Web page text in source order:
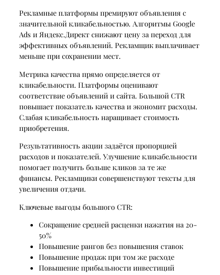
Рекламные платформы премируют объявления с
значительной кликабельностью. Алгоритмы Google
Ads и Яндекс.Директ снижают цену за переход для
эффективных объявлений. Рекламщик выплачивает
меньше при сохранении мест.
Метрика качества прямо определяется от
кликабельности. Платформы оценивают
соответствие объявлений и сайта. Большой CTR
повышает показатель качества и экономит расходы.
Слабая кликабельность наращивает стоимость
приобретения.
Результативность акции задаётся пропорцией
расходов и показателей. Улучшение кликабельности
помогает получить больше кликов за те же
финансы. Рекламщики совершенствуют тексты для
увеличения отдачи.
Ключевые выгоды большого CTR:
Сокращение средней расценки нажатия на 20-
50%
Повышение рангов без повышения ставок
Повышение продаж при том же расходе
Повышение прибыльности инвестиций